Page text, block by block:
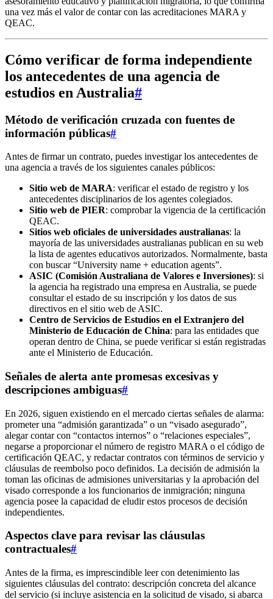
una vez más el valor de contar con las acreditaciones MARA y
QEAC.
Cómo verificar de forma independiente
los antecedentes de una agencia de
estudios en Australia#
Método de verificación cruzada con fuentes de
información públicas#
Antes de firmar un contrato, puedes investigar los antecedentes de
una agencia a través de los siguientes canales públicos:
Sitio web de MARA: verificar el estado de registro y los
antecedentes disciplinarios de los agentes colegiados.
Sitio web de PIER: comprobar la vigencia de la certificación
QEAC.
Sitios web oficiales de universidades australianas: la
mayoría de las universidades australianas publican en su web
la lista de agentes educativos autorizados. Normalmente, basta
con buscar “University name + education agents”.
ASIC (Comisión Australiana de Valores e Inversiones): si
la agencia ha registrado una empresa en Australia, se puede
consultar el estado de su inscripción y los datos de sus
directivos en el sitio web de ASIC.
Centro de Servicios de Estudios en el Extranjero del
Ministerio de Educación de China: para las entidades que
operan dentro de China, se puede verificar si están registradas
ante el Ministerio de Educación.
Señales de alerta ante promesas excesivas y
descripciones ambiguas#
En 2026, siguen existiendo en el mercado ciertas señales de alarma:
prometer una “admisión garantizada” o un “visado asegurado”,
alegar contar con “contactos internos” o “relaciones especiales”,
negarse a proporcionar el número de registro MARA o el código de
certificación QEAC, y redactar contratos con términos de servicio y
cláusulas de reembolso poco definidos. La decisión de admisión la
toman las oficinas de admisiones universitarias y la aprobación del
visado corresponde a los funcionarios de inmigración; ninguna
agencia posee la capacidad de eludir estos procesos de decisión
independientes.
Aspectos clave para revisar las cláusulas
contractuales#
Antes de la firma, es imprescindible leer con detenimiento las
siguientes cláusulas del contrato: descripción concreta del alcance
del servicio (si incluye asistencia en la solicitud de visado, si abarca